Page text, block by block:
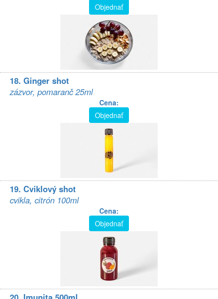
Objednať
18. Ginger shot
zázvor, pomaranč 25ml
Cena:
Objednať
19. Cviklový shot
cvikla, citrón 100ml
Cena:
Objednať